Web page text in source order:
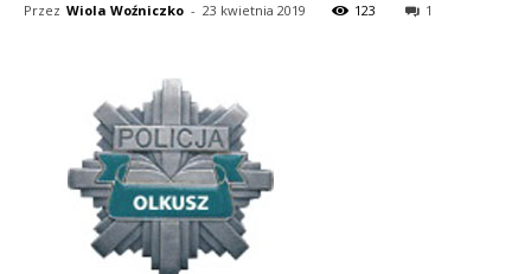
Przez Wiola Woźniczko - 23 kwietnia 2019 123 1